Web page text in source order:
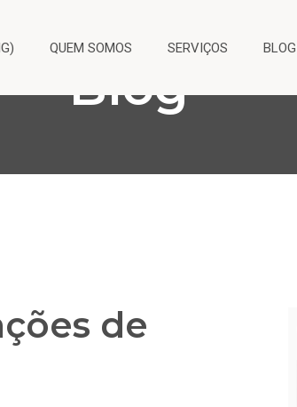
QUEM SOMOS SERVIÇOS BLOG
Blog
de